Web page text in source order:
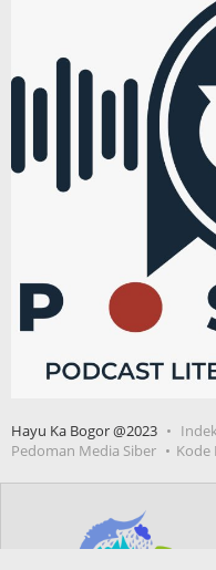
Hayu Ka Bogor @2023
Pedoman Media Siber
Kode